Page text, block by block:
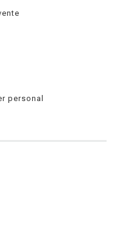
personal